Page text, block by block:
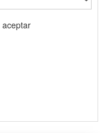
aceptar